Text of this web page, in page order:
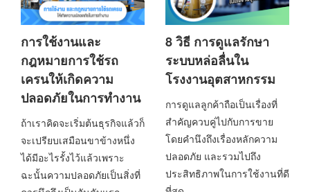
การใช้งานและ
กฎหมายการใช้รถ
เครนให้เกิดความ
ปลอดภัยในการทำงาน
ถ้าเราคิดจะเริ่มต้นธุรกิจแล้วก็
จะเปรียบเสมือนขาข้างหนึ่ง
ได้มีอะไรรั้งไว้แล้วเพราะ
ฉะนั้นความปลอดภัยเป็นสิ่งที่
8 วิธี การดูแลรักษา
ระบบหล่อลื่นใน
โรงงานอุตสาหกรรม
การดูแลลูกค้าถือเป็นเรื่องที่
สำคัญควบคู่ไปกับการขาย
โดยคำนึงถึงเรื่องหลักความ
ปลอดภัย และรวมไปถึง
ประสิทธิภาพในการใช้งานที่ดี